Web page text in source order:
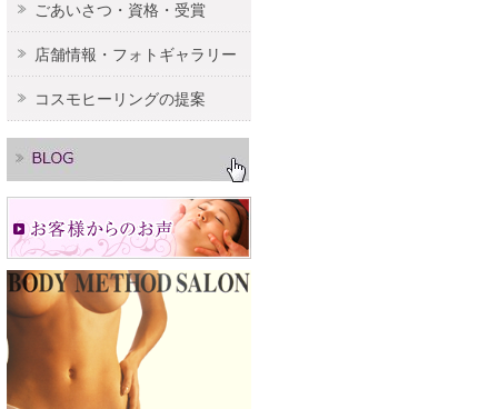
ごあいさつ・資格・受賞
店舗情報・フォトギャラリー
コスモヒーリングの提案